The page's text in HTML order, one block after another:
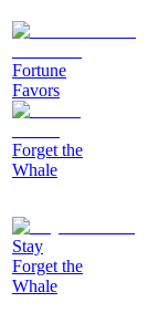
Fortune
Favors
Forget the
Whale
Stay
Forget the
Whale